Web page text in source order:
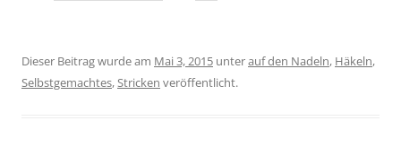
Dieser Beitrag wurde am Mai 3, 2015 unterauf den Nadeln, Häkeln,
Selbstgemachtes,Stricken veröffentlicht.